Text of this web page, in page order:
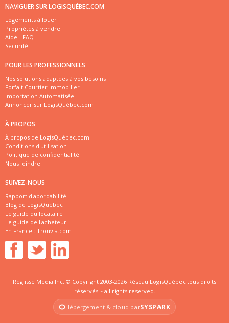
NAVIGUER SUR LOGISQUÉBEC.COM
Logements à louer
Propriétés à vendre
Aide - FAQ
Sécurité
POUR LES PROFESSIONNELS
Nos solutions adaptées à vos besoins
Forfait Courtier Immobilier
Importation Automatisée
Annoncer sur LogisQuébec.com
À PROPOS
À propos de LogisQuébec.com
Conditions d'utilisation
Politique de confidentialité
Nous joindre
SUIVEZ-NOUS
Rapport d'abordabilité
Blog de LogisQuébec
Le guide du locataire
Le guide de l'acheteur
En France : Trouvia.com
Réglisse Media Inc. © Copyright 2003-2026 Réseau LogisQuébec tous droits
réservés ~ all rights reserved.
Hébergement & cloud parSYSPARK